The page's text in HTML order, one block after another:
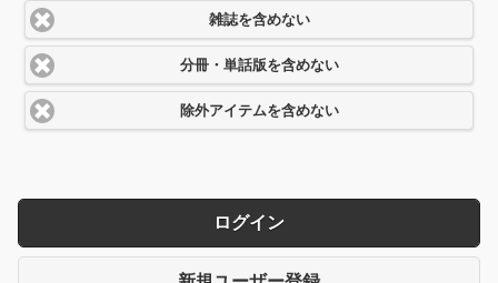
雑誌を含めない
分冊・単話版を含めない
除外アイテムを含めない
ログイン